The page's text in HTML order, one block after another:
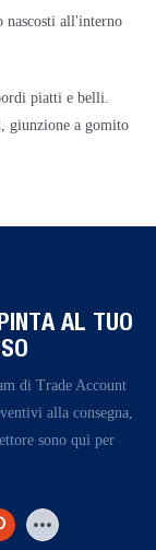
nascosti all'interno
piatti e belli.
giunzione a gomito
AL TUO
di Trade Account
alla consegna,
sono qui per